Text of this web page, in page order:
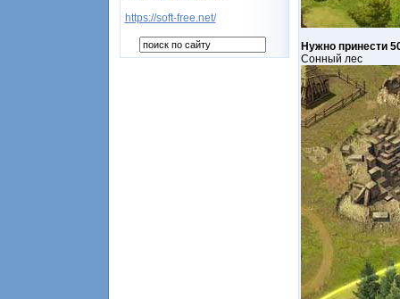
https://soft-free.net/
Нужно принести
Сонный лес